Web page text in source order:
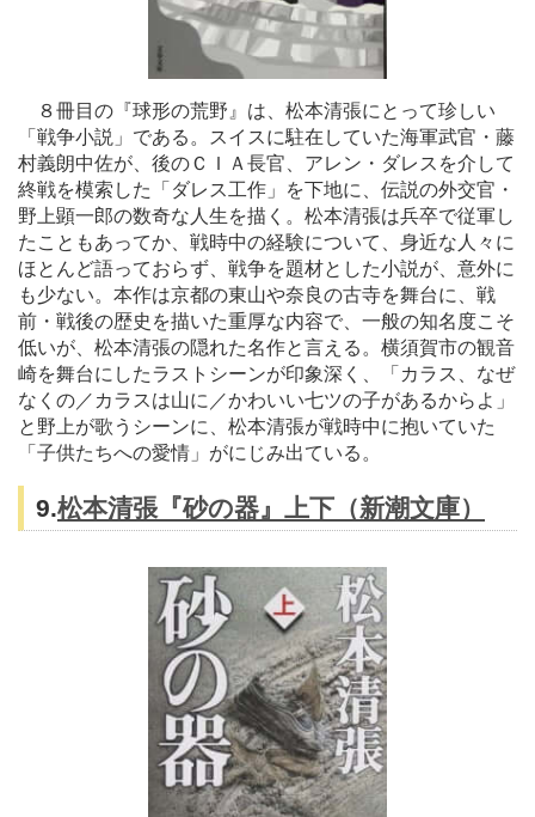
８冊目の『球形の荒野』は、松本清張にとって珍しい
「戦争小説」である。スイスに駐在していた海軍武官・藤
村義朗中佐が、後のＣＩＡ長官、アレン・ダレスを介して
終戦を模索した「ダレス工作」を下地に、伝説の外交官・
野上顕一郎の数奇な人生を描く。松本清張は兵卒で従軍し
たこともあってか、戦時中の経験について、身近な人々に
ほとんど語っておらず、戦争を題材とした小説が、意外に
も少ない。本作は京都の東山や奈良の古寺を舞台に、戦
前・戦後の歴史を描いた重厚な内容で、一般の知名度こそ
低いが、松本清張の隠れた名作と言える。横須賀市の観音
崎を舞台にしたラストシーンが印象深く、「カラス、なぜ
なくの／カラスは山に／かわいい七ツの子があるからよ」
と野上が歌うシーンに、松本清張が戦時中に抱いていた
「子供たちへの愛情」がにじみ出ている。
9.松本清張『砂の器』上下（新潮文庫）